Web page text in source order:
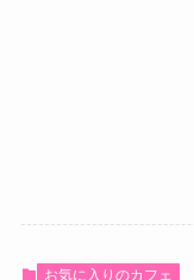
お気に入りのカフェ